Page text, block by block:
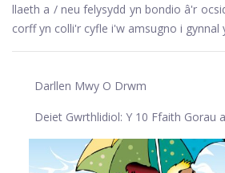
llaeth a / neu felysydd yn bondio â'r
corff yn colli'r cyfle i'w amsugno i gynnal
Darllen Mwy O Drwm
Deiet Gwrthlidiol: Y 10 Ffaith Gorau